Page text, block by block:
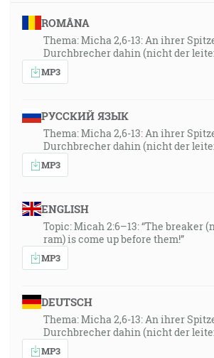
ROMÂNA
Thema: Micha 2,6-13: An ihrer
Durchbrecher dahin (nicht der
MP3
РУССКИЙ ЯЗЫК
Thema: Micha 2,6-13: An ihrer
Durchbrecher dahin (nicht der
MP3
ENGLISH
Topic: Micah 2:6–13: “The breaker
ram) is come up before them!”
MP3
DEUTSCH
Thema: Micha 2,6-13: An ihrer
Durchbrecher dahin (nicht der
MP3